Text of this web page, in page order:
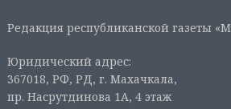
Редакция республиканской газеты
Юридический адрес:
367018, РФ, РД, г. Махачкала,
пр. Насрутдинова 1А, 4 этаж